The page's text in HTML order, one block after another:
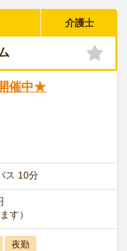
介護士
催中★
ス 10分
す）
夜勤